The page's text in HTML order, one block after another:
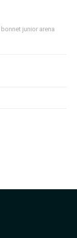
bonnet junior arena